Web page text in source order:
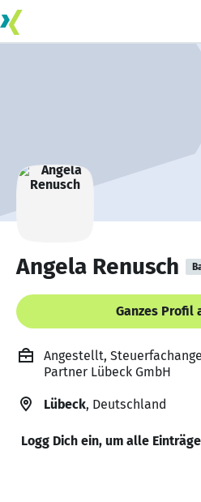
Angela Renusch
Ganzes Profil
Angestellt,
Partner Lübeck GmbH
Lübeck, Deutschland
Logg Dich ein, um alle